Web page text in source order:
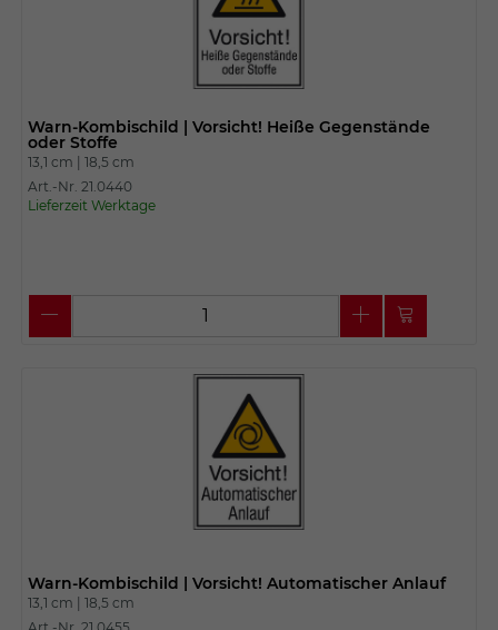
Warn-Kombischild | Vorsicht! Heiße Gegenstände
oder Stoffe
13,1 cm | 18,5 cm
Art.-Nr. 21.0440
Lieferzeit Werktage
Warn-Kombischild | Vorsicht! Automatischer Anlauf
13,1 cm | 18,5 cm